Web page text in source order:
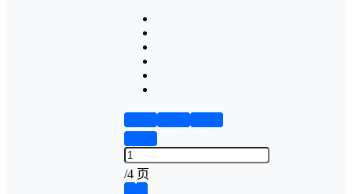
/4 页